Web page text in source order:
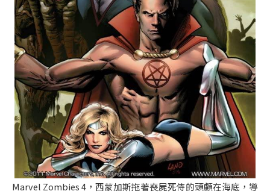
Marvel Zombies 4，西蒙加斯拖著喪屍死侍的頭顱在海底，導